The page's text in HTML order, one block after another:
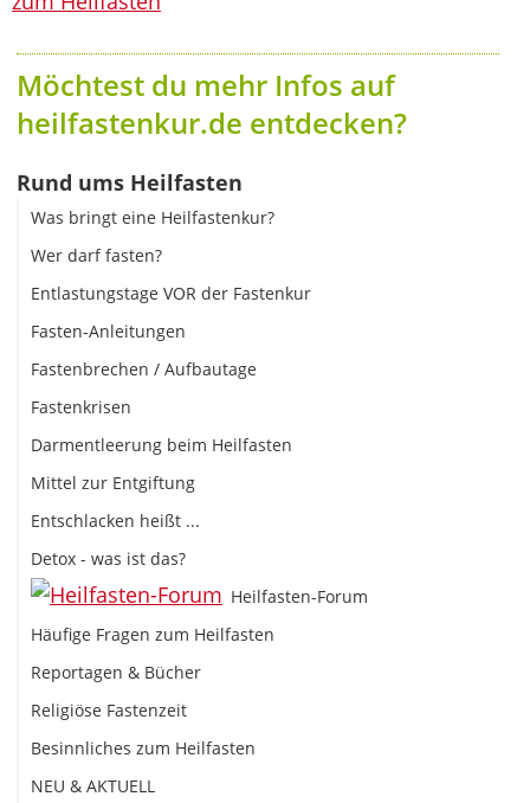
Möchtest du mehr Infos auf
heilfastenkur.de entdecken?
Rund ums Heilfasten
Was bringt eine Heilfastenkur?
Wer darf fasten?
Entlastungstage VOR der Fastenkur
Fasten-Anleitungen
Fastenbrechen / Aufbautage
Fastenkrisen
Darmentleerung beim Heilfasten
Mittel zur Entgiftung
Entschlacken heißt ...
Detox - was ist das?
Heilfasten-Forum
Häufige Fragen zum Heilfasten
Reportagen & Bücher
Religiöse Fastenzeit
Besinnliches zum Heilfasten
NEU & AKTUELL